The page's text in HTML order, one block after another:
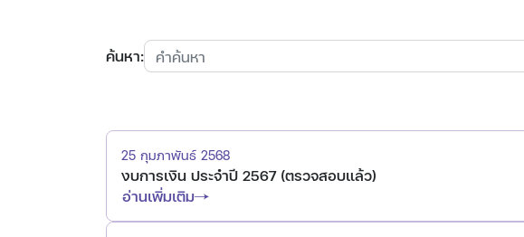
ค้นหา:
25 กุมภาพันธ์ 2568
งบการเงิน ประจำปี 2567 (ตรวจสอบแล้ว)
อ่านเพิ่มเติม